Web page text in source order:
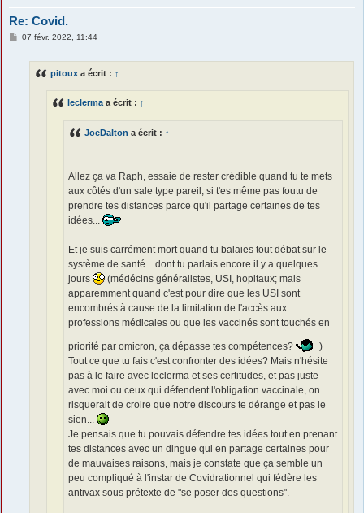
Re: Covid.
M07 févr. 2022, 11:44
pitoux a écrit : ↑
leclerma a écrit : ↑
JoeDalton a écrit : ↑
Allez ça va Raph, essaie de rester crédible quand tu te mets
aux côtés d'un sale type pareil, si t'es même pas foutu de
prendre tes distances parce qu'il partage certaines de tes
idées...
Et je suis carrément mort quand tu balaies tout débat sur le
système de santé... dont tu parlais encore il y a quelques
jours
(médécins généralistes, USI, hopitaux; mais
apparemment quand c'est pour dire que les USI sont
encombrés à cause de la limitation de l'accès aux
professions médicales ou que les vaccinés sont touchés en
priorité par omicron, ça dépasse tes compétences?
)
Tout ce que tu fais c'est confronter des idées? Mais n'hésite
pas à le faire avec leclerma et ses certitudes, et pas juste
avec moi ou ceux qui défendent l'obligation vaccinale, on
risquerait de croire que notre discours te dérange et pas le
sien...
Je pensais que tu pouvais défendre tes idées tout en prenant
tes distances avec un dingue qui en partage certaines pour
de mauvaises raisons, mais je constate que ça semble un
peu compliqué à l'instar de Covidrationnel qui fédère les
antivax sous prétexte de "se poser des questions".